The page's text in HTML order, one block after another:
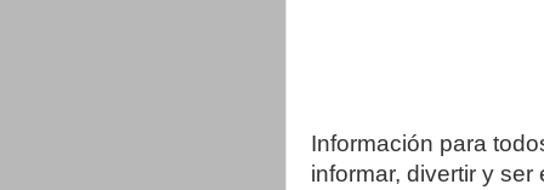
Información para
informar, divertir y